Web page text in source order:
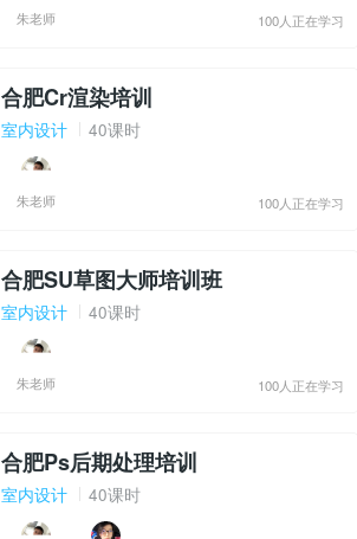
朱老师 100人正在学习
合肥Cr渲染培训
室内设计 40课时
朱老师 100人正在学习
合肥SU草图大师培训班
室内设计 40课时
朱老师 100人正在学习
合肥Ps后期处理培训
室内设计 40课时